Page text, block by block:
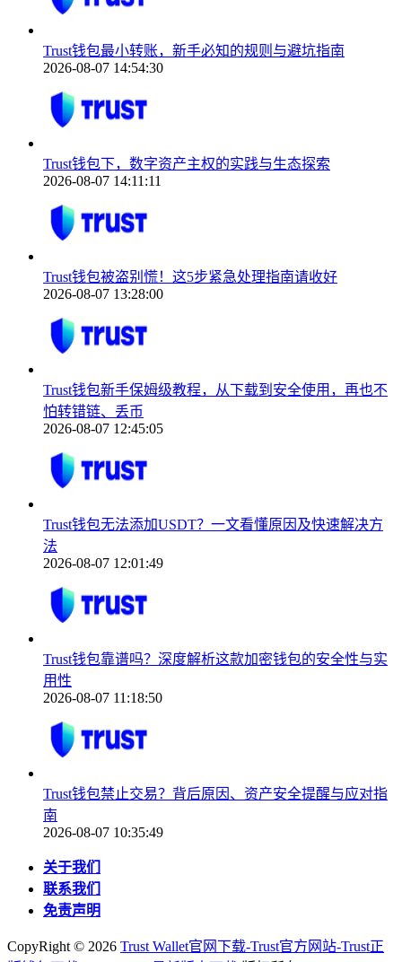
Trust钱包最小转账，新手必知的规则与避坑指南
2026-08-07 14:54:30
Trust钱包下，数字资产主权的实践与生态探索
2026-08-07 14:11:11
Trust钱包被盗别慌！这5步紧急处理指南请收好
2026-08-07 13:28:00
Trust钱包新手保姆级教程，从下载到安全使用，再也不
怕转错链、丢币
2026-08-07 12:45:05
Trust钱包无法添加USDT？一文看懂原因及快速解决方
法
2026-08-07 12:01:49
Trust钱包靠谱吗？深度解析这款加密钱包的安全性与实
用性
2026-08-07 11:18:50
Trust钱包禁止交易？背后原因、资产安全提醒与应对指
南
2026-08-07 10:35:49
关于我们
联系我们
免责声明
CopyRight © 2026 Trust Wallet官网下载-Trust官方网站-Trust正